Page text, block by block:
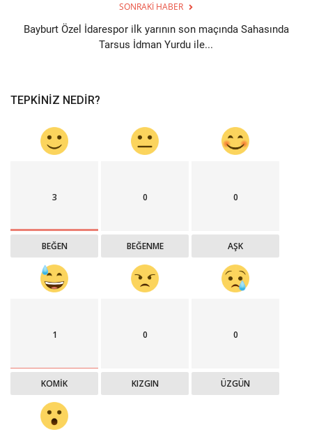
SONRAKI HABER
Bayburt Özel İdarespor ilk yarının son maçında Sahasında
Tarsus İdman Yurdu ile...
TEPKINIZ NEDIR?
3
BEĞEN
0
BEĞENME
0
AŞK
1
KOMIK
0
KIZGIN
0
ÜZGÜN